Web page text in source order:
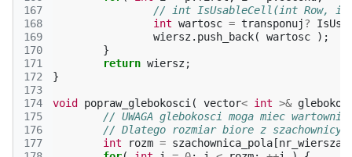
167
168
169
170
171
172
173
174
175
176
177
// int IsUsableCell(int Row,
int wartosc = transponuj?
wiersz. push_back( wartosc
);
}
return wiersz;
}
void popraw_glebokosci ( vector< int >&
// UWAGA glebokosci moga miec
// Dlatego rozmiar biore z szachownicy.
int
rozm = szachownica_pola [nr_wiersza